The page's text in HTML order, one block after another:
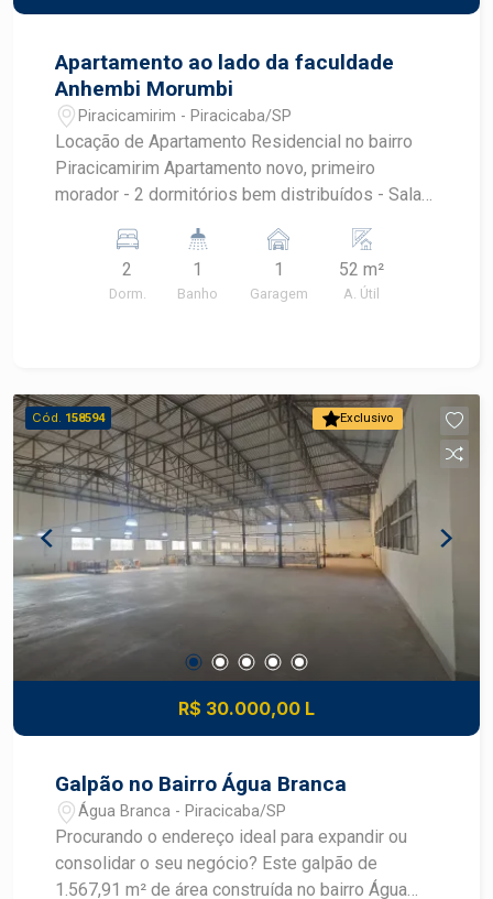
Apartamento ao lado da faculdade
Anhembi Morumbi
Piracicamirim - Piracicaba/SP
Locação de Apartamento Residencial no bairro
Piracicamirim Apartamento novo, primeiro
morador - 2 dormitórios bem distribuídos - Sala
funcional com gabinete - Andar superior. Sem
vizinho a cima. - Próximo a Faculdade Anhembi-
Morumbi - Banheiro com gabinete - Condomínio
Piracicaba/SP Para mais informações ou
agendar uma visita, entre em contato!
2
Dorm.
1
Banho
1
Garagem
52 m²
A. Útil
Exclusivo
Cód. 158594
R$ 30.000,00 L
Galpão no Bairro Água Branca
Água Branca - Piracicaba/SP
Procurando o endereço ideal para expandir ou
consolidar o seu negócio? Este galpão de
1.567,91 m² de área construída no bairro Água